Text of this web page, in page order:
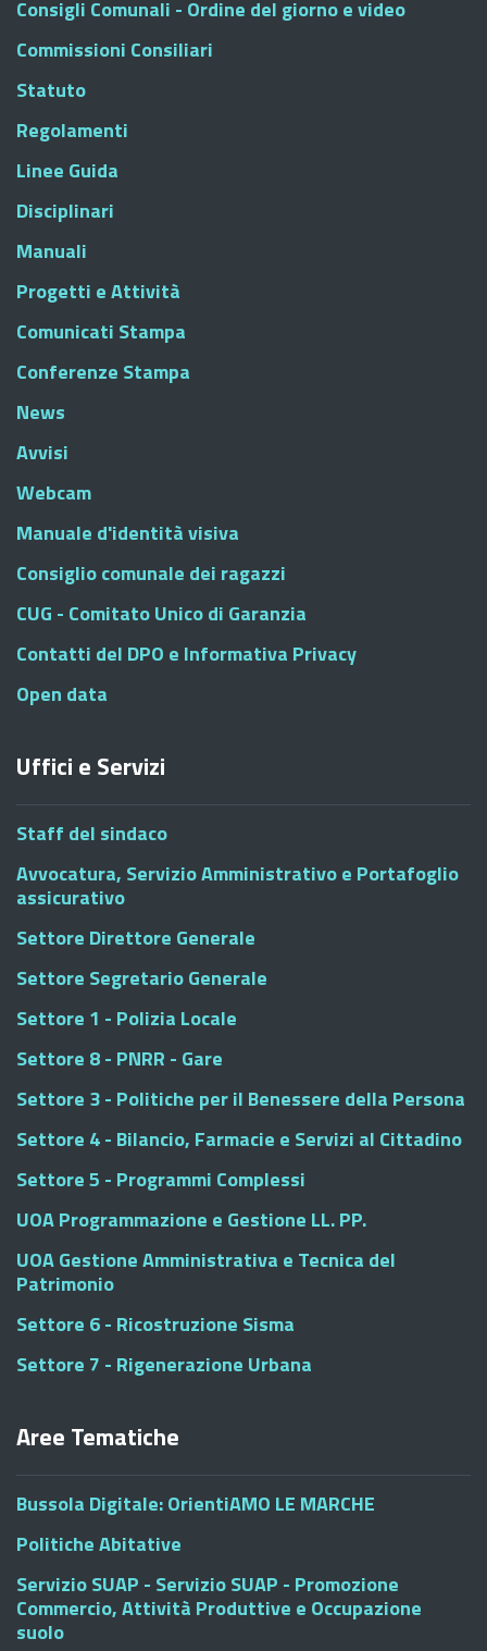
Consigli Comunali - Ordine del giorno e video
Commissioni Consiliari
Statuto
Regolamenti
Linee Guida
Disciplinari
Manuali
Progetti e Attività
Comunicati Stampa
Conferenze Stampa
News
Avvisi
Webcam
Manuale d'identità visiva
Consiglio comunale dei ragazzi
CUG - Comitato Unico di Garanzia
Contatti del DPO e Informativa Privacy
Open data
Uffici e Servizi
Staff del sindaco
Avvocatura, Servizio Amministrativo e Portafoglio
assicurativo
Settore Direttore Generale
Settore Segretario Generale
Settore 1 - Polizia Locale
Settore 8 - PNRR - Gare
Settore 3 - Politiche per il Benessere della Persona
Settore 4 - Bilancio, Farmacie e Servizi al Cittadino
Settore 5 - Programmi Complessi
UOA Programmazione e Gestione LL. PP.
UOA Gestione Amministrativa e Tecnica del
Patrimonio
Settore 6 - Ricostruzione Sisma
Settore 7 - Rigenerazione Urbana
Aree Tematiche
Bussola Digitale: OrientiAMO LE MARCHE
Politiche Abitative
Servizio SUAP - Servizio SUAP - Promozione
Commercio, Attività Produttive e Occupazione
suolo